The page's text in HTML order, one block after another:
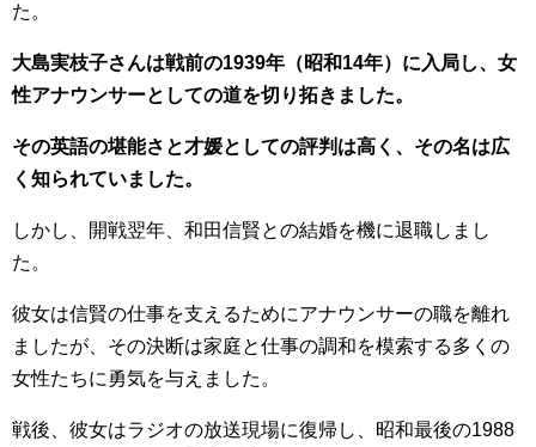
た。
大島実枝子さんは戦前の1939年（昭和14年）に入局し、女
性アナウンサーとしての道を切り拓きました。
その英語の堪能さと才媛としての評判は高く、その名は広
く知られていました。
しかし、開戦翌年、和田信賢との結婚を機に退職しまし
た。
彼女は信賢の仕事を支えるためにアナウンサーの職を離れ
ましたが、その決断は家庭と仕事の調和を模索する多くの
女性たちに勇気を与えました。
戦後、彼女はラジオの放送現場に復帰し、昭和最後の1988